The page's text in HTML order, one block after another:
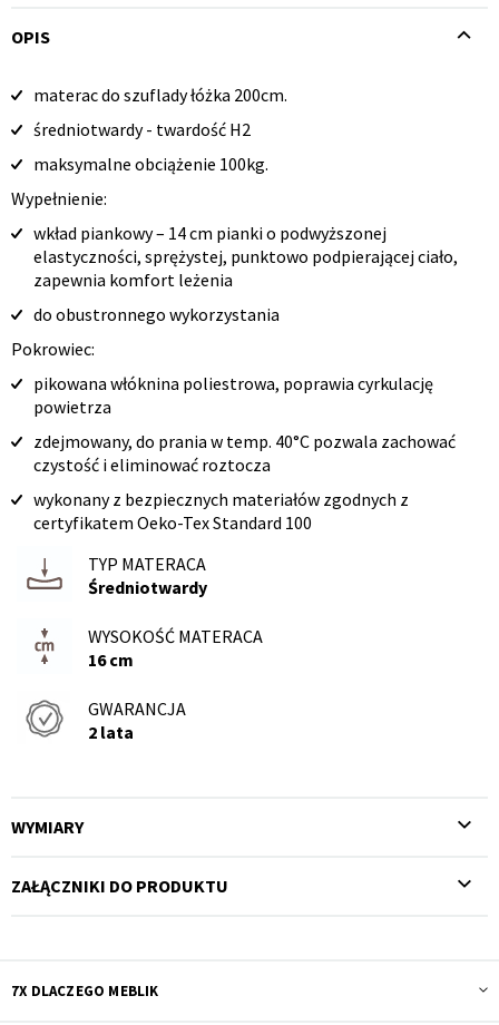
OPIS
Opis
produktu
materac do szuflady łóżka 200cm.
średniotwardy - twardość H2
maksymalne obciążenie 100kg.
Wypełnienie:
wkład piankowy – 14 cm pianki o podwyższonej
elastyczności, sprężystej, punktowo podpierającej ciało,
zapewnia komfort leżenia
do obustronnego wykorzystania
Pokrowiec:
pikowana włóknina poliestrowa, poprawia cyrkulację
powietrza
zdejmowany, do prania w temp. 40°C pozwala zachować
czystość i eliminować roztocza
wykonany z bezpiecznych materiałów zgodnych z
certyfikatem Oeko-Tex Standard 100
TYP MATERACA
Średniotwardy
WYSOKOŚĆ MATERACA
16 cm
GWARANCJA
2 lata
WYMIARY
ZAŁĄCZNIKI DO PRODUKTU
7X DLACZEGO MEBLIK
Krzesło i fotel